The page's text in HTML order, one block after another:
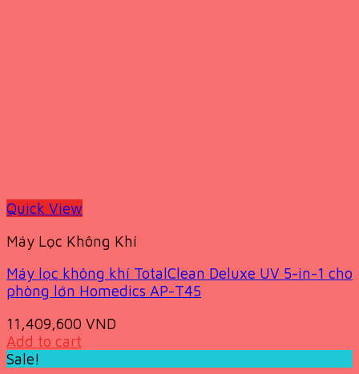
Quick View
Máy Lọc Không Khí
Máy lọc không khí TotalClean Deluxe UV 5-in-1 cho
phòng lớn Homedics AP-T45
11,409,600 VND
Add to cart
Sale!